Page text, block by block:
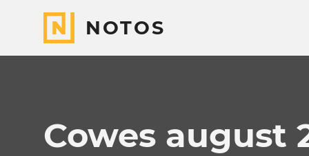
NOTOS
Cowes august